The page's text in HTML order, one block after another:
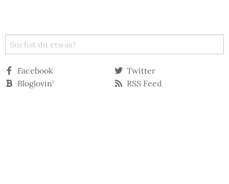
Facebook
Twitter
Bloglovin‘
RSS Feed